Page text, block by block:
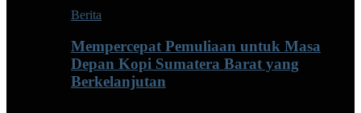
Berita
Mempercepat Pemuliaan untuk Masa
Depan Kopi Sumatera Barat yang
Berkelanjutan